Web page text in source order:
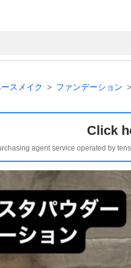
スメイク ファンデーション
Click
agent service operated by